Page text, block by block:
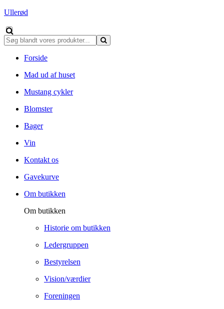
Ullerød
Forside
Mad ud af huset
Mustang cykler
Blomster
Bager
Vin
Kontakt os
Gavekurve
Om butikken
Om butikken
Historie om butikken
Ledergruppen
Bestyrelsen
Vision/værdier
Foreningen